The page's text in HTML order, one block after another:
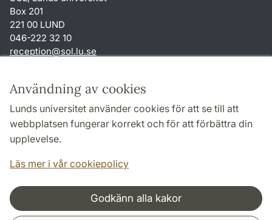
Användning av cookies
Lunds universitet använder cookies för att se till att
webbplatsen fungerar korrekt och för att förbättra din
upplevelse.
Läs mer i vår cookiepolicy
Godkänn alla kakor
Box 201
221 00 LUND
046-222 32 10
reception@sol.lu.se
Genvägar
Om webbplatsen och cookies
Behandling av personuppgifter
Tillgänglighetsredogörelse
Samarbeten och nätverk